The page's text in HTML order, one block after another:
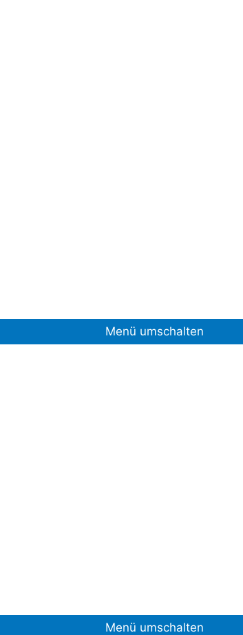
Menü umschalten
Menü umschalten